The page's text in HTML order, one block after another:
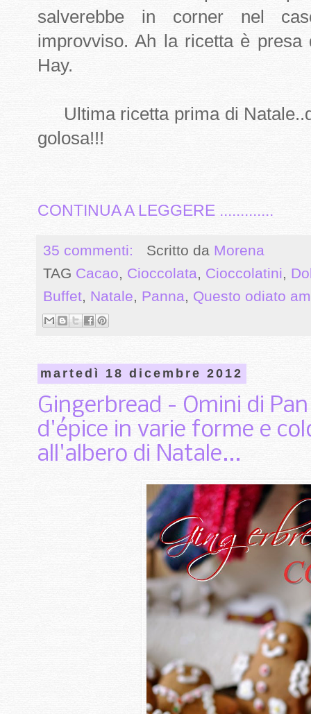
salverebbe in corner nel
improvviso. Ah la ricetta è
Hay.
Ultima ricetta prima di
golosa!!!
CONTINUA A LEGGERE .............
35 commenti: Scritto da Morena
TAG Cacao, Cioccolata, Cioccolatini,
Buffet, Natale, Panna, Questo odiato
martedì 18 dicembre 2012
Gingerbread - Omini di
d'épice in varie forme e
all'albero di Natale...